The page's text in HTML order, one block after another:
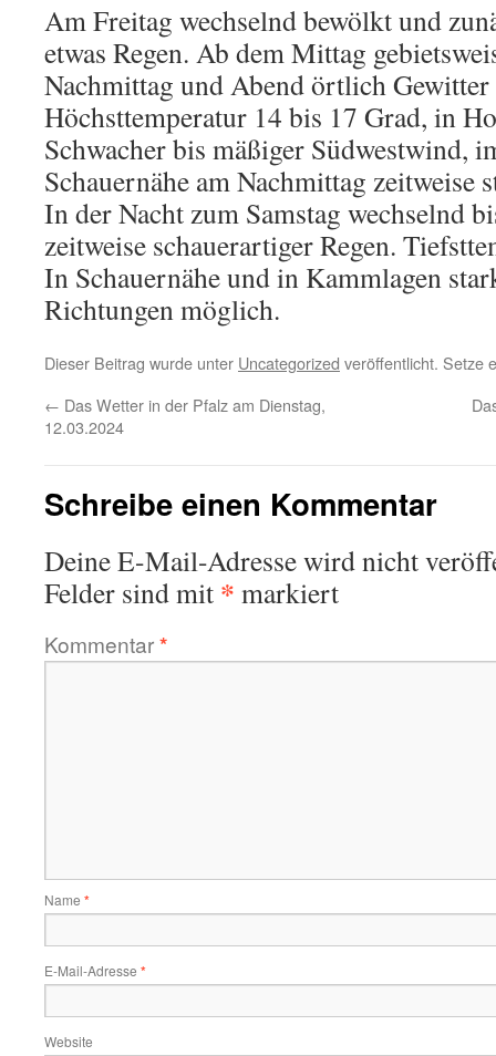
Am Freitag wechselnd bewölkt und
etwas Regen. Ab dem Mittag
Nachmittag und Abend örtlich
Höchsttemperatur 14 bis 17 Grad, in
Schwacher bis mäßiger Südwestwind,
Schauernähe am Nachmittag zeitweise
In der Nacht zum Samstag wechselnd
zeitweise schauerartiger Regen.
In Schauernähe und in Kammlagen
Richtungen möglich.
Dieser Beitrag wurde unter Uncategorized veröffentlicht. Setze
← Das Wetter in der Pfalz am Dienstag,
12.03.2024
Schreibe einen Kommentar
Deine E-Mail-Adresse wird nicht
Felder sind mit * markiert
Kommentar*
Name *
E-Mail-Adresse *
Website